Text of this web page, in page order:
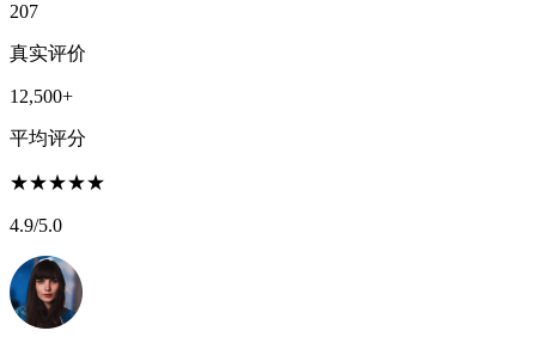
207
真实评价
12,500+
平均评分
★★★★★
4.9/5.0